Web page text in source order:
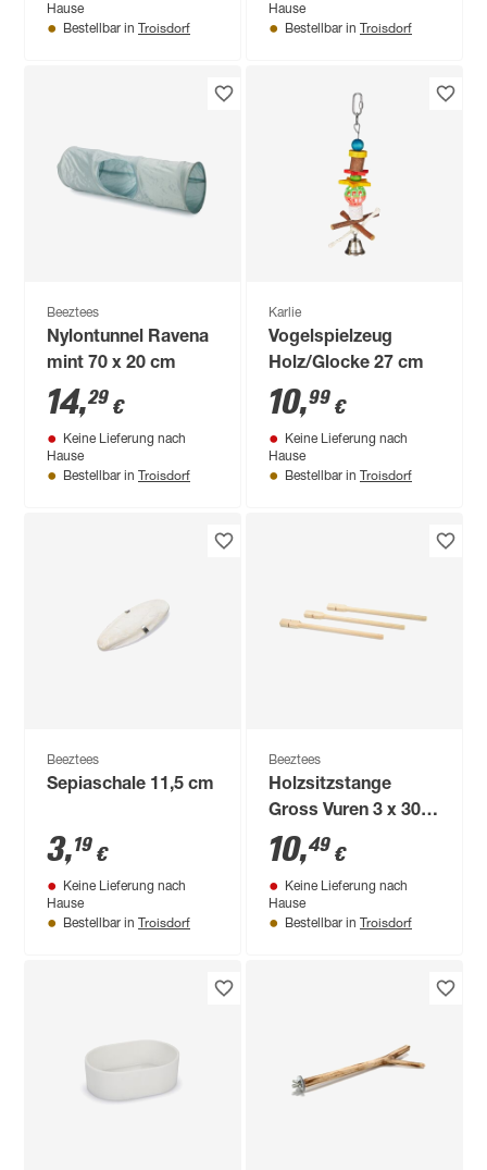
Hause
Bestellbar in Troisdorf
Hause
Bestellbar in Troisdorf
Beeztees
Nylontunnel Ravena
mint 70 x 20 cm
14,29 €
Keine Lieferung nach
Hause
Bestellbar in Troisdorf
Karlie
Vogelspielzeug
Holz/Glocke 27 cm
10,99 €
Keine Lieferung nach
Hause
Bestellbar in Troisdorf
Beeztees
Sepiaschale 11,5 cm
3,19 €
Keine Lieferung nach
Hause
Bestellbar in Troisdorf
Beeztees
Holzsitzstange
Gross Vuren 3 x 30
cm
10,49 €
Keine Lieferung nach
Hause
Bestellbar in Troisdorf